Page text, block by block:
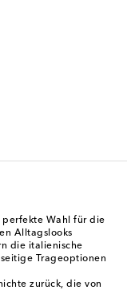
perfekte Wahl für die
Alltagslooks
die italienische
Trageoptionen
zurück, die von